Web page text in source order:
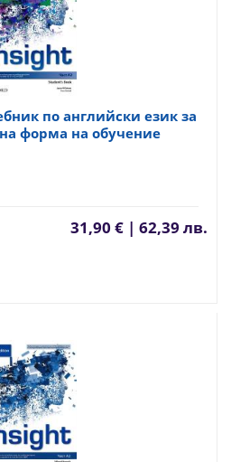
по английски език за
форма на обучение
31,90 € | 62,39 лв.